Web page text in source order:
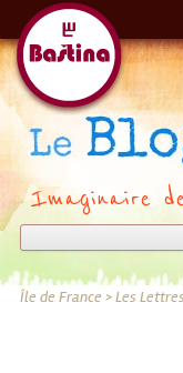
Imaginaire
Île de France>Les